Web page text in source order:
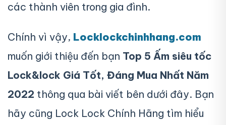
các thành viên trong gia đình.
Chính vì vậy, Locklockchinhhang.com
muốn giới thiệu đến bạn Top 5 Ấm siêu tốc
Lock&lock Giá Tốt, Đáng Mua Nhất Năm
2022 thông qua bài viết bên dưới đây. Bạn
hãy cũng Lock Lock Chính Hãng tìm hiểu